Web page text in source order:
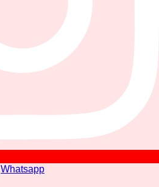
Whatsapp